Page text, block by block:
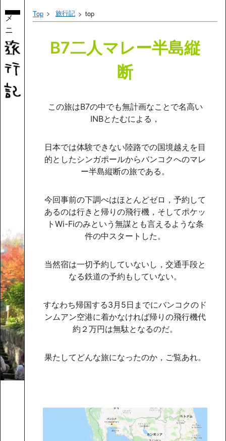
メ
ニ
ュ
ー
Top 旅行記 top
B7二人マレー半島縦
断
この旅はB7の中でも無計画なことで名高い
INBとたむによる，
日本では体験できない陸路での国境越えを目
的としたシンガポールからバンコクへのマレ
ー半島縦断の旅である。
今回事前の下調べはほとんどゼロ，予約して
あるのは行きと帰りの飛行機，そしてポケッ
トWi-Fiのみという無謀とも言えるような条
件の中スタートした。
当然宿は一切予約していないし，交通手段と
なる鉄道の予約もしていない。
すなわち帰国する3月5日までにバンコクのド
ンムアン空港に着かなければ帰りの飛行機代
約２万円は無駄となるのだ。
果たしてどんな旅になったのか，ご覧あれ。